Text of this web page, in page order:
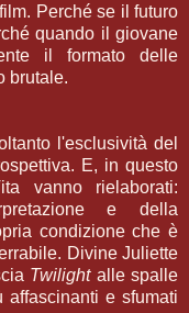
Perché se il futuro
quando il giovane
il formato delle
brutale.
l'esclusività del
E, in questo
vanno rielaborati:
e della
condizione che è
Divine Juliette
Twilight alle spalle
e sfumati